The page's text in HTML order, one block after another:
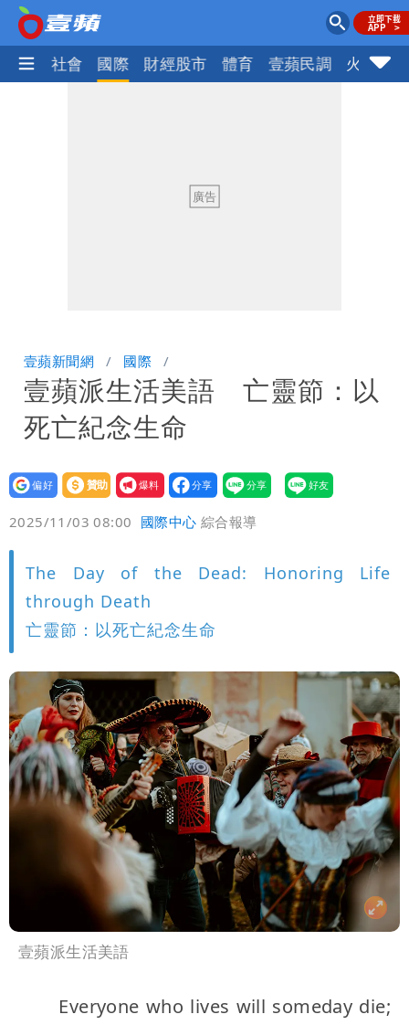
政治 社會 國際 財經股市 體育 壹蘋民調 火線話
壹蘋新聞網 國際
壹蘋派生活美語 亡靈節：以
死亡紀念生命
設為
贊助
我要
爆料
2025/11/03 08:00 國際中心 綜合報導
The Day of the Dead: Honoring Life
through Death
亡靈節：以死亡紀念生命
壹蘋派生活美語
Everyone who lives will someday die;